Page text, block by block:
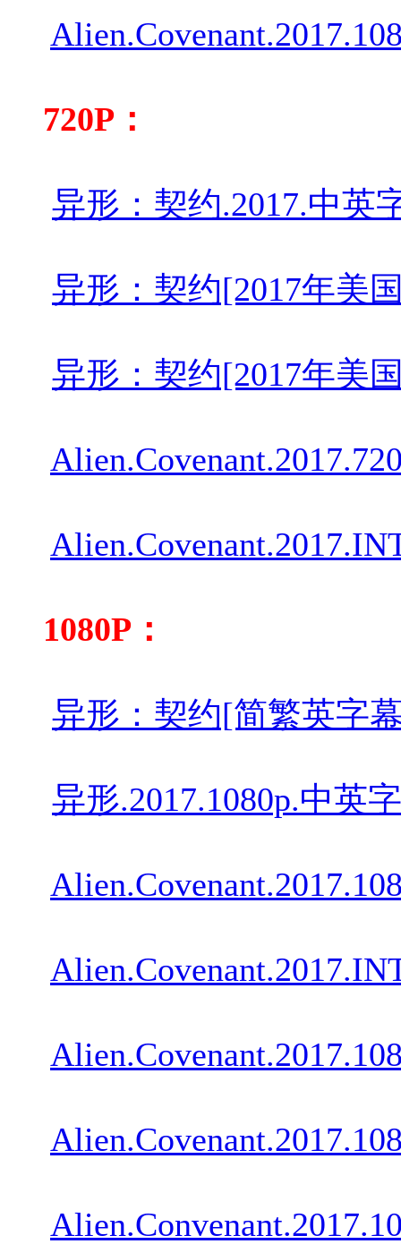
720P：
异形：契约.2017.中英
异形：契约[2017年美
异形：契约[2017年美
1080P：
异形：契约[简繁英字幕
异形.2017.1080p.中英